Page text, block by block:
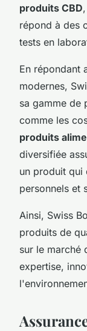
produits CBD
répond à des
tests en
En répondant
modernes,
sa gamme de
comme les
produits
diversifiée
un produit qui
personnels et
Ainsi, Swiss
produits de
sur le marché
expertise,